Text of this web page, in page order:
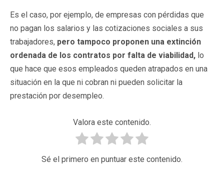
Es el caso, por ejemplo, de empresas con pérdidas que
no pagan los salarios y las cotizaciones sociales a sus
trabajadores, pero tampoco proponen una extinción
ordenada de los contratos por falta de viabilidad, lo
que hace que esos empleados queden atrapados en una
situación en la que ni cobran ni pueden solicitar la
prestación por desempleo.
Valora este contenido.
Sé el primero en puntuar este contenido.